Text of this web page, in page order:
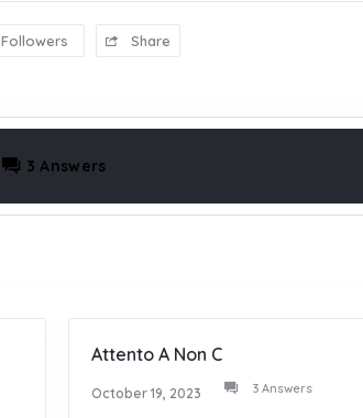
Followers Share
3 Answers
Attento A Non C
October 19, 2023 3 Answers